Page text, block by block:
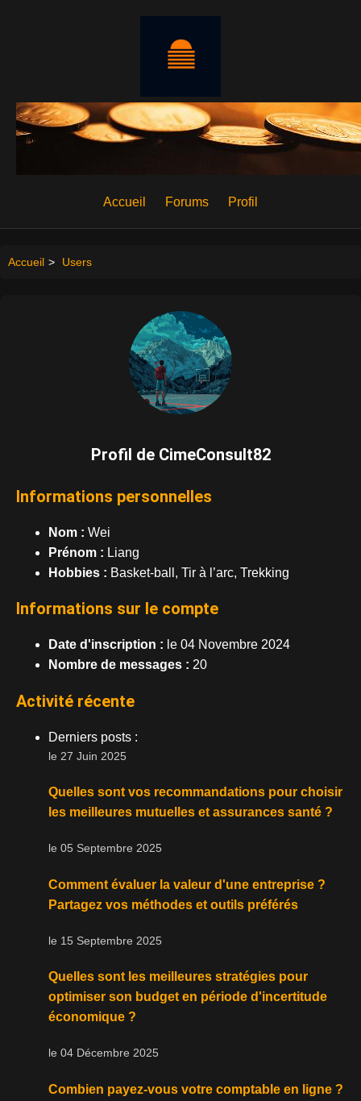
Accueil Forums Profil
Accueil > Users
Profil de CimeConsult82
Informations personnelles
Nom : Wei
Prénom : Liang
Hobbies : Basket-ball, Tir à l’arc, Trekking
Informations sur le compte
Date d'inscription : le 04 Novembre 2024
Nombre de messages : 20
Activité récente
Derniers posts :
le 27 Juin 2025
Quelles sont vos recommandations pour choisir
les meilleures mutuelles et assurances santé ?
le 05 Septembre 2025
Comment évaluer la valeur d'une entreprise ?
Partagez vos méthodes et outils préférés
le 15 Septembre 2025
Quelles sont les meilleures stratégies pour
optimiser son budget en période d'incertitude
économique ?
le 04 Décembre 2025
Combien payez-vous votre comptable en ligne ?